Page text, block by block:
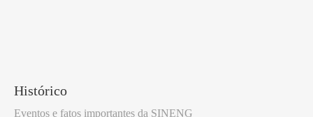
Histórico
Eventos e fatos importantes da SINENG